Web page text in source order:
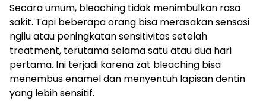
Secara umum, bleaching tidak menimbulkan rasa
sakit. Tapi beberapa orang bisa merasakan sensasi
ngilu atau peningkatan sensitivitas setelah
treatment, terutama selama satu atau dua hari
pertama. Ini terjadi karena zat bleaching bisa
menembus enamel dan menyentuh lapisan dentin
yang lebih sensitif.